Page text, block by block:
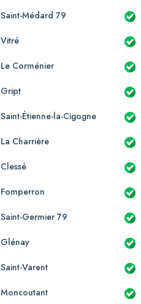
Saint-Médard 79
Vitré
Le Corménier
Gript
Saint-Étienne-la-Cigogne
La Charrière
Clessé
Fomperron
Saint-Germier 79
Glénay
Saint-Varent
Moncoutant